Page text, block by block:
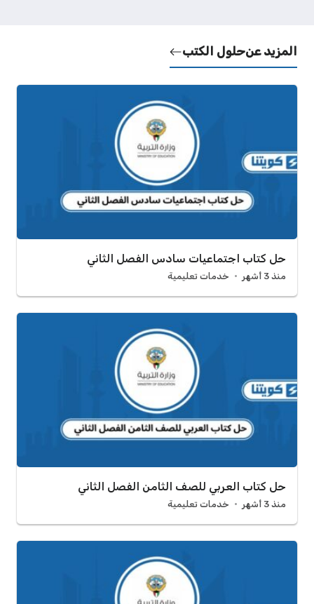
المزيد عنحلول الكتب
حل كتاب اجتماعيات سادس الفصل الثاني
منذ 3 أشهر خدمات تعليمية
حل كتاب العربي للصف الثامن الفصل الثاني
منذ 3 أشهر خدمات تعليمية